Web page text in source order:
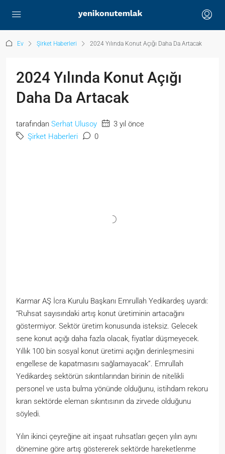
Ev Şirket Haberleri 2024 Yılında Konut Açığı Daha Da Artacak
2024 Yılında Konut Açığı
Daha Da Artacak
tarafından Serhat Ulusoy
3 yıl önce
Şirket Haberleri
0
Karmar AŞ İcra Kurulu Başkanı Emrullah Yedikardeş uyardı:
“Ruhsat sayısındaki artış konut üretiminin artacağını
göstermiyor. Sektör üretim konusunda isteksiz. Gelecek
sene konut açığı daha fazla olacak, fiyatlar düşmeyecek.
Yıllık 100 bin sosyal konut üretimi açığın derinleşmesini
engellese de kapatmasını sağlamayacak”. Emrullah
Yedikardeş sektörün sıkıntılarından birinin de nitelikli
personel ve usta bulma yönünde olduğunu, istihdam rekoru
kıran sektörde eleman sıkıntısının da zirvede olduğunu
söyledi.
Yılın ikinci çeyreğine ait inşaat ruhsatları geçen yılın aynı
dönemine göre artış göstererek sektörde hareketlenme